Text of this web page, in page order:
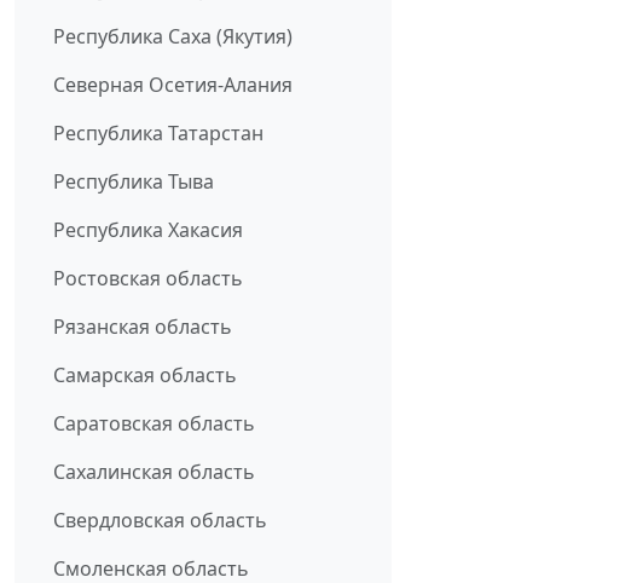
Республика Саха (Якутия)
Северная Осетия-Алания
Республика Татарстан
Республика Тыва
Республика Хакасия
Ростовская область
Рязанская область
Самарская область
Саратовская область
Сахалинская область
Свердловская область
Смоленская область